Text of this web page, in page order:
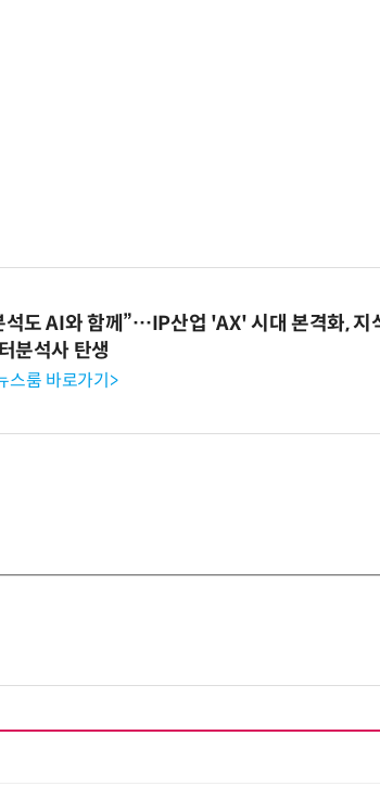
석도 AI와 함께”…IP산업 'AX' 시대 본격화, 지
분석사 탄생
스룸 바로가기>